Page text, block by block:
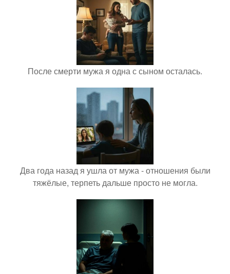
После смерти мужа я одна с сыном осталась.
Два года назад я ушла от мужа - отношения были
тяжёлые, терпеть дальше просто не могла.